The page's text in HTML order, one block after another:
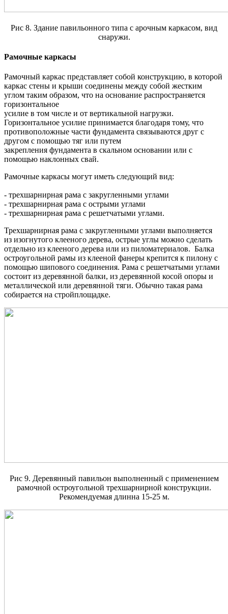
Рис 8. Здание павильонного типа с арочным каркасом, вид
снаружи.
Рамочные каркасы
Рамочный каркас представляет собой конструкцию, в которой
каркас стены и крыши соединены между собой жестким
углом таким образом, что на основание распространяется
горизонтальное
усилие в том числе и от вертикальной нагрузки.
Горизонтальное усилие принимается благодаря тому, что
противоположные части фундамента связываются друг с
другом с помощью тяг или путем
закрепления фундамента в скальном основании или с
помощью наклонных свай.
Рамочные каркасы могут иметь следующий вид:
- трехшарнирная рама с закругленными углами
- трехшарнирная рама с острыми углами
- трехшарнирная рама с решетчатыми углами.
Трехшарнирная рама с закругленными углами выполняется
из изогнутого клееного дерева, острые углы можно сделать
отдельно из клееного дерева или из пиломатериалов. Балка
остроугольной рамы из клееной фанеры крепится к пилону с
помощью шипового соединения. Рама с решетчатыми углами
состоит из деревянной балки, из деревянной косой опоры и
металлической или деревянной тяги. Обычно такая рама
собирается на стройплощадке.
Рис 9. Деревянный павильон выполненный с применением
рамочной остроугольной трехшарнирной конструкции.
Рекомендуемая длинна 15-25 м.